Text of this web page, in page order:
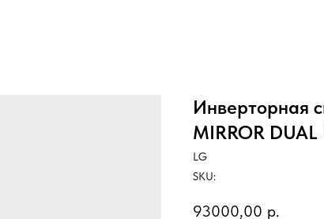
Инверторная
MIRROR
LG
SKU:
93000,00 р.